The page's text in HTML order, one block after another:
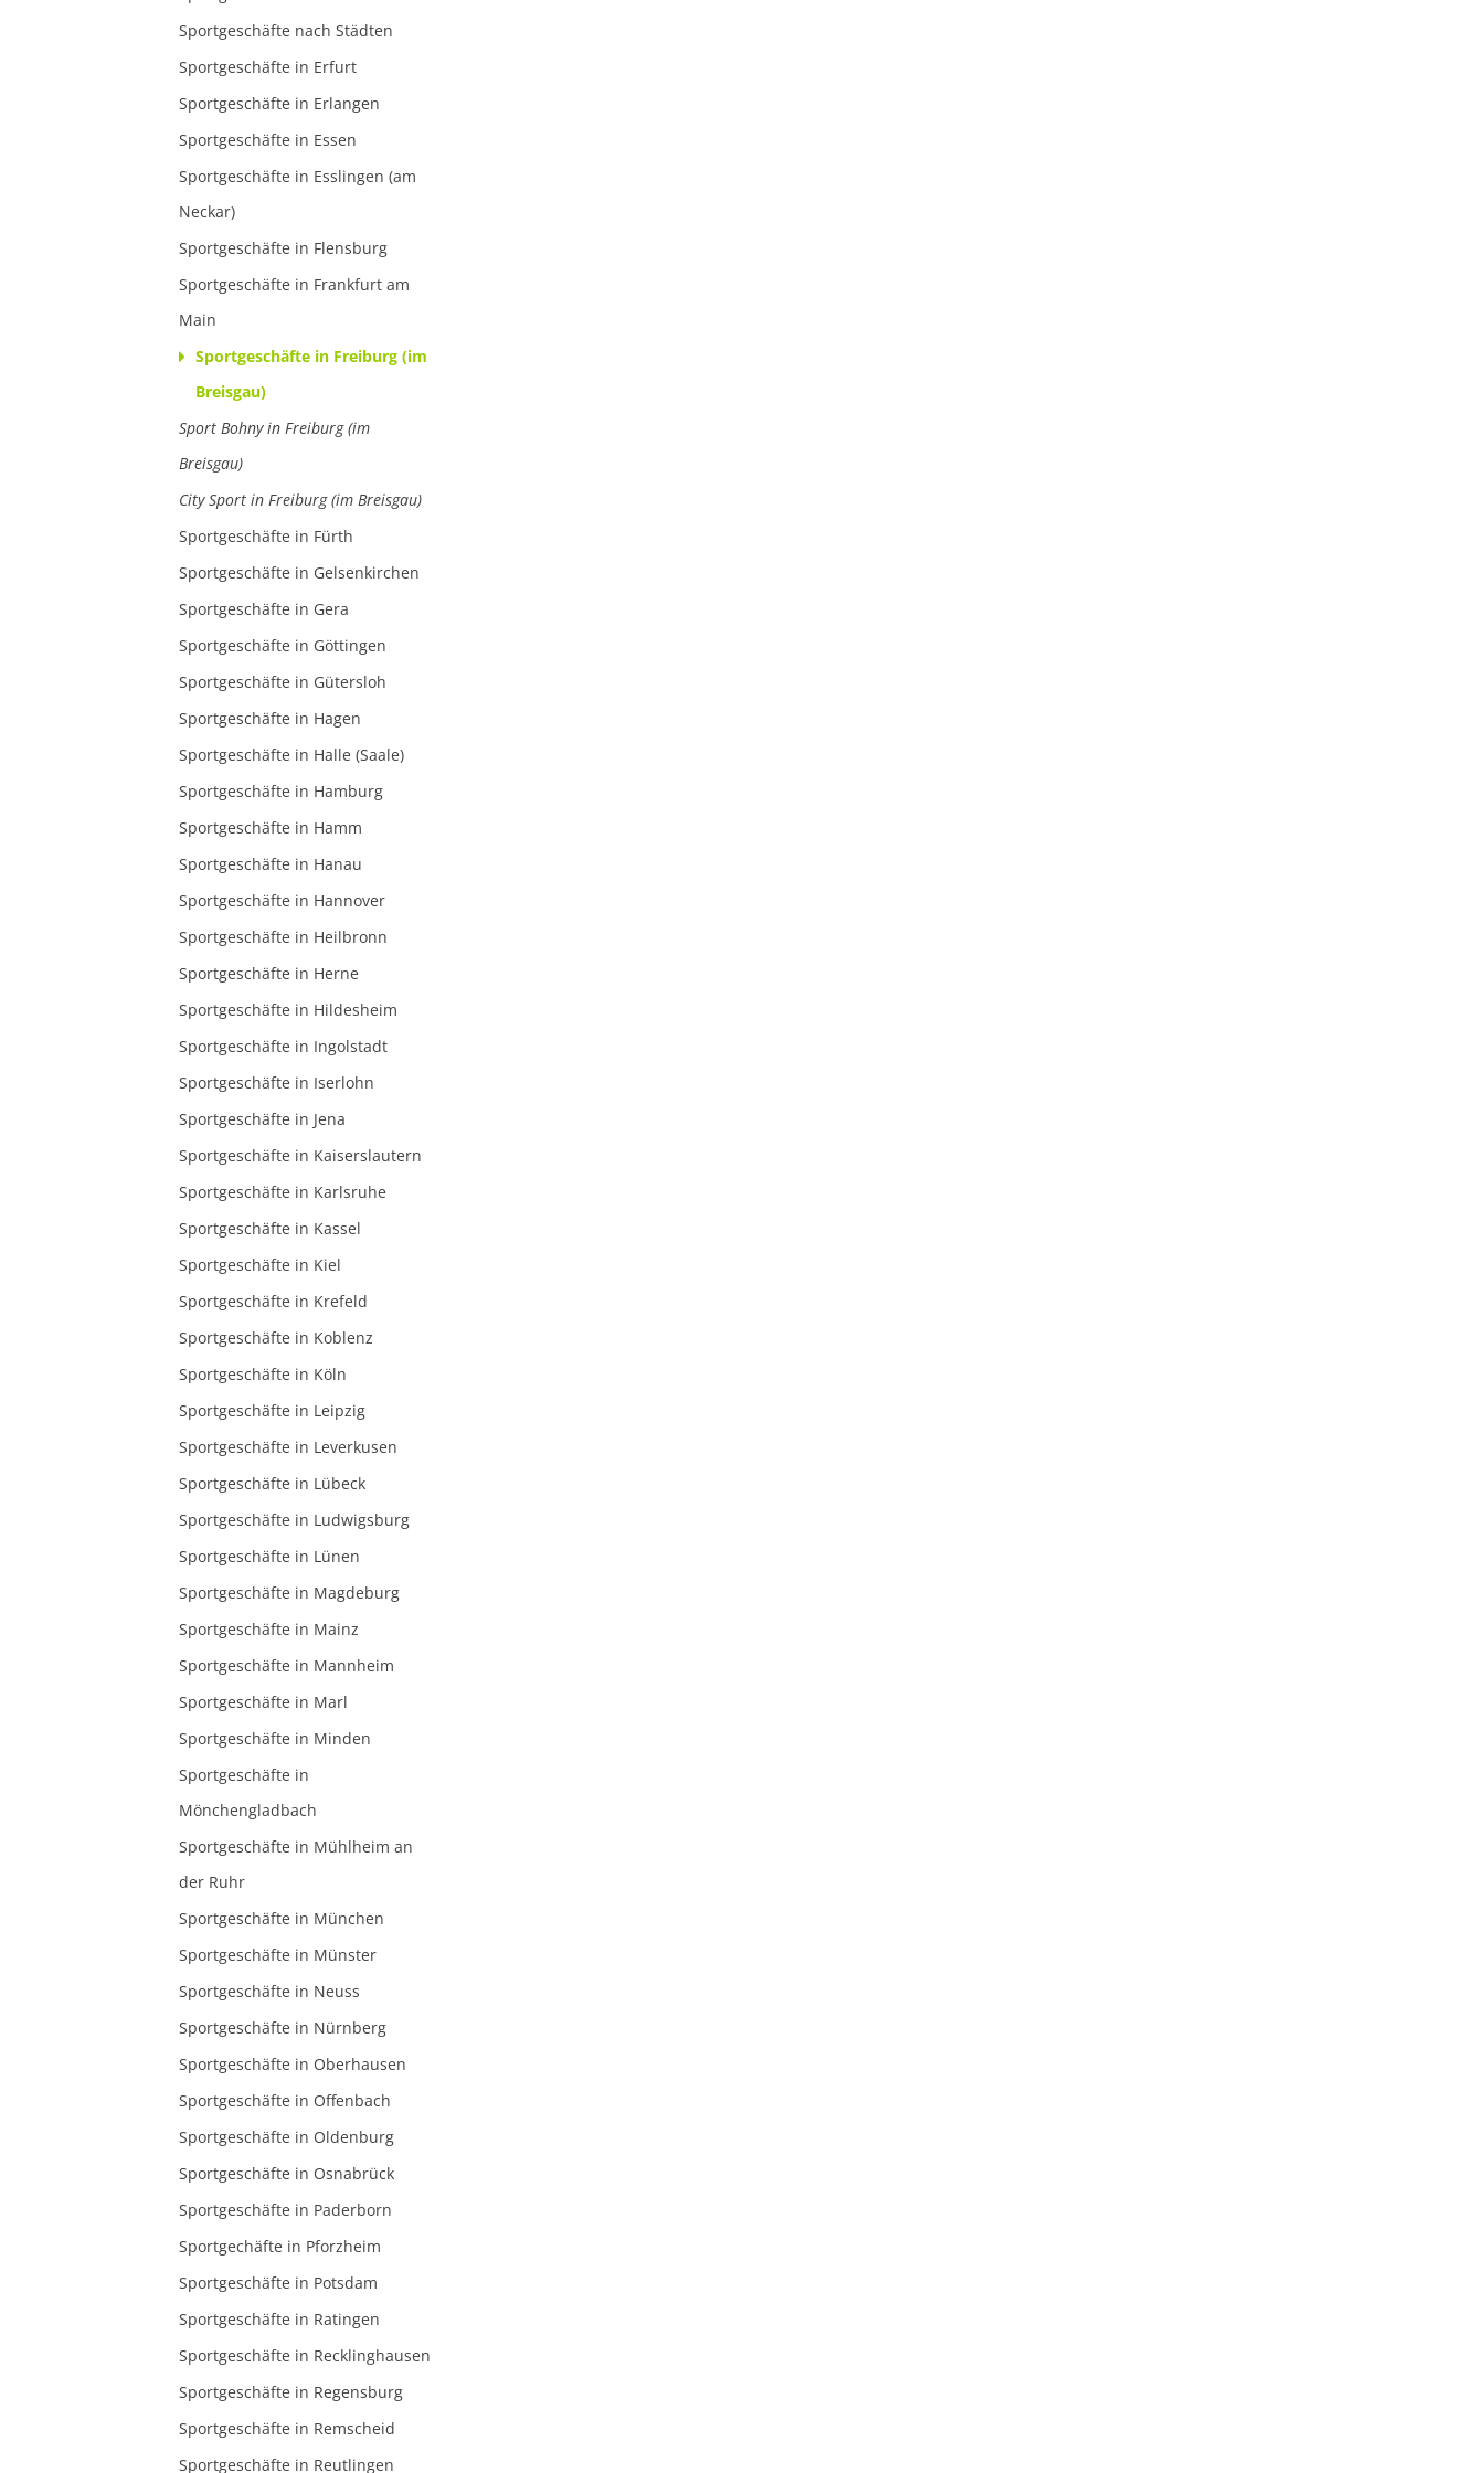
Sportgeschäfte nach Städten
Sportgeschäfte in Erfurt
Sportgeschäfte in Erlangen
Sportgeschäfte in Essen
Sportgeschäfte in Esslingen (am
Neckar)
Sportgeschäfte in Flensburg
Sportgeschäfte in Frankfurt am
Main
Sportgeschäfte in Freiburg (im
Breisgau)
Sport Bohny in Freiburg (im
Breisgau)
City Sport in Freiburg (im Breisgau)
Sportgeschäfte in Fürth
Sportgeschäfte in Gelsenkirchen
Sportgeschäfte in Gera
Sportgeschäfte in Göttingen
Sportgeschäfte in Gütersloh
Sportgeschäfte in Hagen
Sportgeschäfte in Halle (Saale)
Sportgeschäfte in Hamburg
Sportgeschäfte in Hamm
Sportgeschäfte in Hanau
Sportgeschäfte in Hannover
Sportgeschäfte in Heilbronn
Sportgeschäfte in Herne
Sportgeschäfte in Hildesheim
Sportgeschäfte in Ingolstadt
Sportgeschäfte in Iserlohn
Sportgeschäfte in Jena
Sportgeschäfte in Kaiserslautern
Sportgeschäfte in Karlsruhe
Sportgeschäfte in Kassel
Sportgeschäfte in Kiel
Sportgeschäfte in Krefeld
Sportgeschäfte in Koblenz
Sportgeschäfte in Köln
Sportgeschäfte in Leipzig
Sportgeschäfte in Leverkusen
Sportgeschäfte in Lübeck
Sportgeschäfte in Ludwigsburg
Sportgeschäfte in Lünen
Sportgeschäfte in Magdeburg
Sportgeschäfte in Mainz
Sportgeschäfte in Mannheim
Sportgeschäfte in Marl
Sportgeschäfte in Minden
Sportgeschäfte in
Mönchengladbach
Sportgeschäfte in Mühlheim an
der Ruhr
Sportgeschäfte in München
Sportgeschäfte in Münster
Sportgeschäfte in Neuss
Sportgeschäfte in Nürnberg
Sportgeschäfte in Oberhausen
Sportgeschäfte in Offenbach
Sportgeschäfte in Oldenburg
Sportgeschäfte in Osnabrück
Sportgeschäfte in Paderborn
Sportgechäfte in Pforzheim
Sportgeschäfte in Potsdam
Sportgeschäfte in Ratingen
Sportgeschäfte in Recklinghausen
Sportgeschäfte in Regensburg
Sportgeschäfte in Remscheid
Sportgeschäfte in Reutlingen